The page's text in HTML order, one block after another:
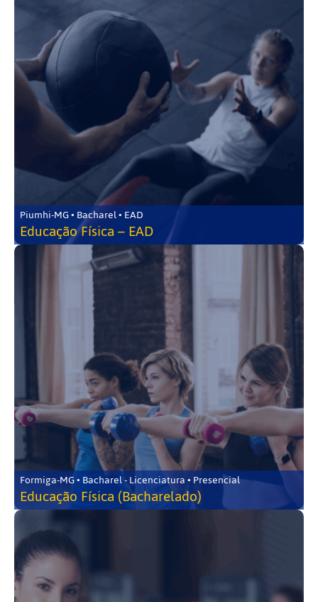
Piumhi-MG • Bacharel • EAD
Educação Física – EAD
Formiga-MG • Bacharel - Licenciatura • Presencial
Educação Física (Bacharelado)